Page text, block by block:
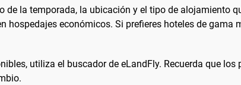
la temporada, la ubicación y el tipo de alojamiento
hospedajes económicos. Si prefieres hoteles de gama
utiliza el buscador de eLandFly. Recuerda que